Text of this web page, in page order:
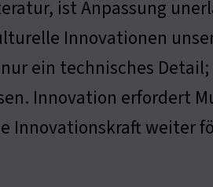
ist Anpassung
Innovationen
ein technisches
Innovation erfordert
Innovationskraft weiter